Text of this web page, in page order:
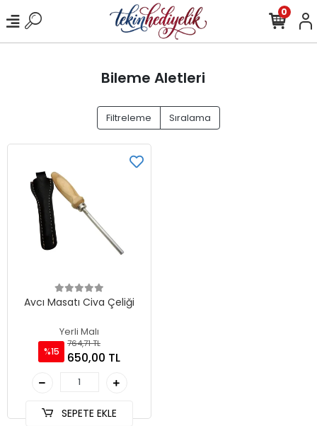
0
Bileme Aletleri
Filtreleme Sıralama
Avcı Masatı Civa Çeliği
Yerli Malı
%15
764,71 TL
650,00 TL
SEPETE EKLE